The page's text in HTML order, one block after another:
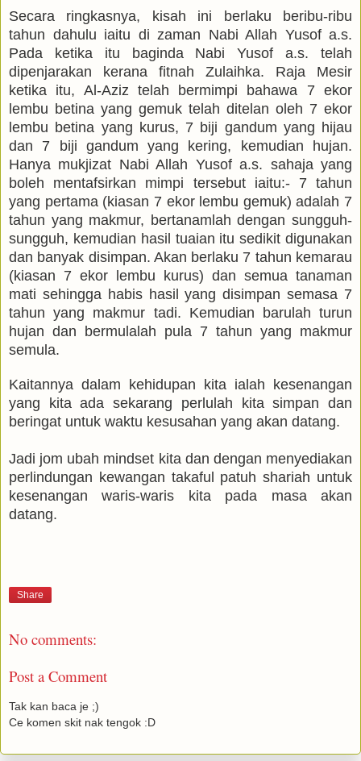
Secara ringkasnya, kisah ini berlaku beribu-ribu
tahun dahulu iaitu di zaman Nabi Allah Yusof a.s.
Pada ketika itu baginda Nabi Yusof a.s. telah
dipenjarakan kerana fitnah Zulaihka. Raja Mesir
ketika itu, Al-Aziz telah bermimpi bahawa 7 ekor
lembu betina yang gemuk telah ditelan oleh 7 ekor
lembu betina yang kurus, 7 biji gandum yang hijau
dan 7 biji gandum yang kering, kemudian hujan.
Hanya mukjizat Nabi Allah Yusof a.s. sahaja yang
boleh mentafsirkan mimpi tersebut iaitu:- 7 tahun
yang pertama (kiasan 7 ekor lembu gemuk) adalah 7
tahun yang makmur, bertanamlah dengan sungguh-
sungguh, kemudian hasil tuaian itu sedikit digunakan
dan banyak disimpan. Akan berlaku 7 tahun kemarau
(kiasan 7 ekor lembu kurus) dan semua tanaman
mati sehingga habis hasil yang disimpan semasa 7
tahun yang makmur tadi. Kemudian barulah turun
hujan dan bermulalah pula 7 tahun yang makmur
semula.
Kaitannya dalam kehidupan kita ialah kesenangan
yang kita ada sekarang perlulah kita simpan dan
beringat untuk waktu kesusahan yang akan datang.
Jadi jom ubah mindset kita dan dengan menyediakan
perlindungan kewangan takaful patuh shariah untuk
kesenangan waris-waris kita pada masa akan
datang.
Share
No comments:
Post a Comment
Tak kan baca je ;)
Ce komen skit nak tengok :D